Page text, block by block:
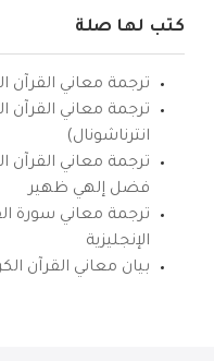
كتب لها صلة
ترجمة معاني القرآن
ترجمة معاني القرآن
انترناشونال)
ترجمة معاني القرآن
فضل إلهي ظهير
ترجمة معاني سورة
الإنجليزية
بيان معاني القرآن